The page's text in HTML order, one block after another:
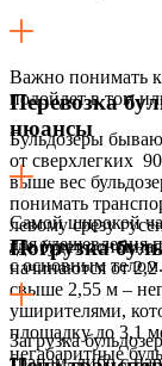
Важно понимать
подойдет в том
Бульдозеры
от сверхлегких
выше вес
понимать
левому срезу
где будет
начинаются от
свыше 2,55 м –
уширителями,
площадку до 3,1
негабаритные
Перевозка
нюансы
Самой широкой
для удешевления
с основным
Погрузка
Загрузка